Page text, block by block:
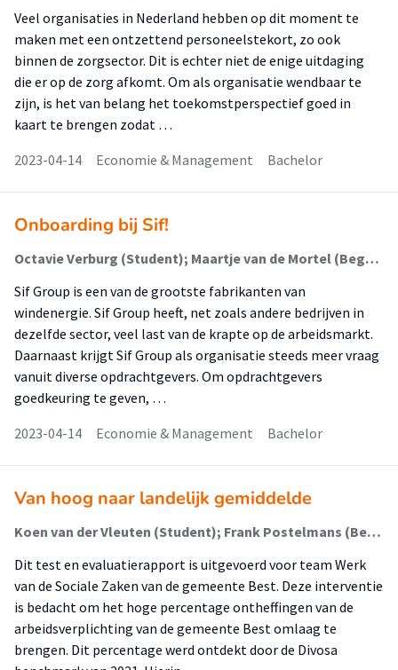
Veel organisaties in Nederland hebben op dit moment te
maken met een ontzettend personeelstekort, zo ook
binnen de zorgsector. Dit is echter niet de enige uitdaging
die er op de zorg afkomt. Om als organisatie wendbaar te
zijn, is het van belang het toekomstperspectief goed in
kaart te brengen zodat …
2023-04-14
Economie & Management Bachelor
Onboarding bij Sif!
Octavie Verburg (Student); Maartje van de Mortel (Begeleider)
Sif Group is een van de grootste fabrikanten van
windenergie. Sif Group heeft, net zoals andere bedrijven in
dezelfde sector, veel last van de krapte op de arbeidsmarkt.
Daarnaast krijgt Sif Group als organisatie steeds meer vraag
vanuit diverse opdrachtgevers. Om opdrachtgevers
goedkeuring te geven, …
2023-04-14
Economie & Management Bachelor
Van hoog naar landelijk gemiddelde
Koen van der Vleuten (Student); Frank Postelmans (Begeleider)
Dit test en evaluatierapport is uitgevoerd voor team Werk
van de Sociale Zaken van de gemeente Best. Deze interventie
is bedacht om het hoge percentage ontheffingen van de
arbeidsverplichting van de gemeente Best omlaag te
brengen. Dit percentage werd ontdekt door de Divosa